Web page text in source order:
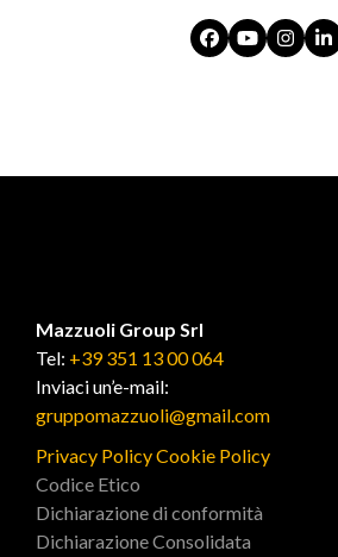
Facebook
YouTube
Mazzuoli Group Srl
Tel: +39 351 13 00 064
Inviaci un’e-mail:
gruppomazzuoli@gmail.com
Privacy PolicyCookie Policy
Codice Etico
Dichiarazione di conformità
Dichiarazione Consolidata